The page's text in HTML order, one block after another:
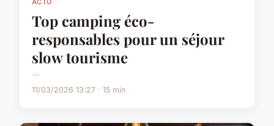
Top camping éco-
responsables pour un séjour
slow tourisme
...
11/03/2026 13:27 · 15 min